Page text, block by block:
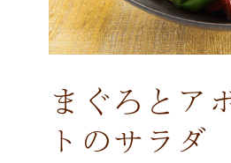
まぐろとア
トのサラダ